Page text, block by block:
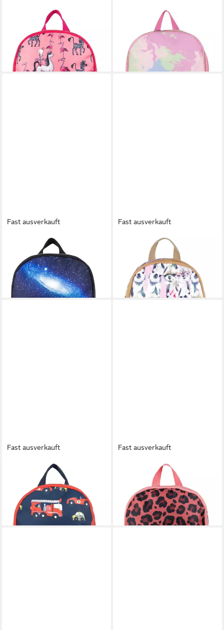
Rucksack Royal Princess
ab 39,95 €
lieferbar - in 2-3 Werktagen bei dir
Rucksack Backpack
49,95 €
lieferbar - in 2-3 Werktagen bei dir
Fast ausverkauft
Rucksack Universe
39,95 €
lieferbar - in 2-3 Werktagen bei dir
Fast ausverkauft
Rucksack Alpaca
35,85 € UVP39,95 €
-10%
lieferbar - in 2-3 Werktagen bei dir
Fast ausverkauft
Rucksack Cars
39,95 €
lieferbar - in 2-3 Werktagen bei dir
Fast ausverkauft
Rucksack Something Wild
39,95 €
lieferbar - in 2-3 Werktagen bei dir